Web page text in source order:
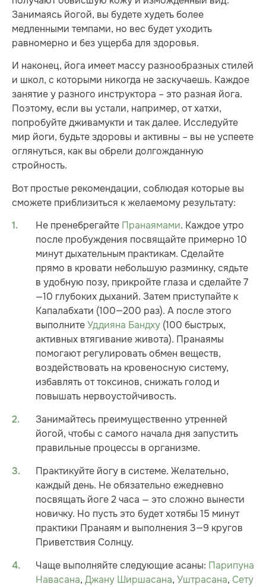
Занимаясь йогой, вы будете худеть более
медленными темпами, но вес будет уходить
равномерно и без ущерба для здоровья.
И наконец, йога имеет массу разнообразных стилей
и школ, с которыми никогда не заскучаешь. Каждое
занятие у разного инструктора – это разная йога.
Поэтому, если вы устали, например, от хатхи,
попробуйте дживамукти и так далее. Исследуйте
мир йоги, будьте здоровы и активны – вы не успеете
оглянуться, как вы обрели долгожданную
стройность.
Вот простые рекомендации, соблюдая которые вы
сможете приблизиться к желаемому результату:
Не пренебрегайте Пранаямами. Каждое утро
после пробуждения посвящайте примерно 10
минут дыхательным практикам. Сделайте
прямо в кровати небольшую разминку, сядьте
в удобную позу, прикройте глаза и сделайте 7
—10 глубоких дыханий. Затем приступайте к
Капалабхати (100—200 раз). А после этого
выполнитеУддияна Бандху (100 быстрых,
активных втягивание живота). Пранаямы
помогают регулировать обмен веществ,
воздействовать на кровеносную систему,
избавлять от токсинов, снижать голод и
повышать нервоустойчивость.
Занимайтесь преимущественно утренней
йогой, чтобы с самого начала дня запустить
правильные процессы в организме.
Практикуйте йогу в системе. Желательно,
каждый день. Не обязательно ежедневно
посвящать йоге 2 часа — это сложно вынести
новичку. Но пусть это будет хотябы 15 минут
практики Пранаям и выполнения 3—9 кругов
Приветствия Солнцу.
Чаще выполняйте следующие асаны: Парипуна
Навасана, Джану Ширшасана, Уштрасана, Сету